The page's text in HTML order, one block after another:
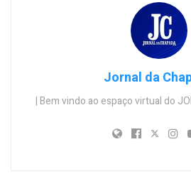
Jornal da
| Bem vindo ao espaço virtual do